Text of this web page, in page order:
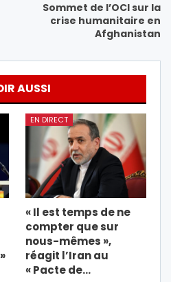
Sommet de l’OCI sur la
crise humanitaire en
Afghanistan
AUSSI
EN DIRECT
« Il est temps de ne
compter que sur
nous-mêmes »,
réagit l’Iran au
« Pacte de…